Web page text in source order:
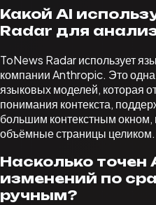
Какой AI
Radar для
ToNews Radar использует
компании Anthropic. Это
языковых моделей, которая
понимания контекста,
большим контекстным
объёмные страницы целиком.
Насколько точен
изменений по
ручным?